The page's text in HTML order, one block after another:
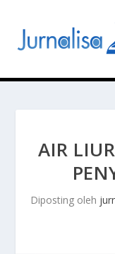
AIR
Diposting oleh